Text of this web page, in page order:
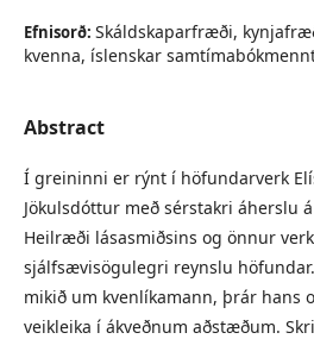
Efnisorð: Skáldskaparfræði,
kvenna, íslenskar
Abstract
Í greininni er rýnt í höfundarverk
Jökulsdóttur með sérstakri áherslu
Heilræði lásasmiðsins og önnur
sjálfsævisögulegri reynslu
mikið um kvenlíkamann, þrár hans
veikleika í ákveðnum aðstæðum.